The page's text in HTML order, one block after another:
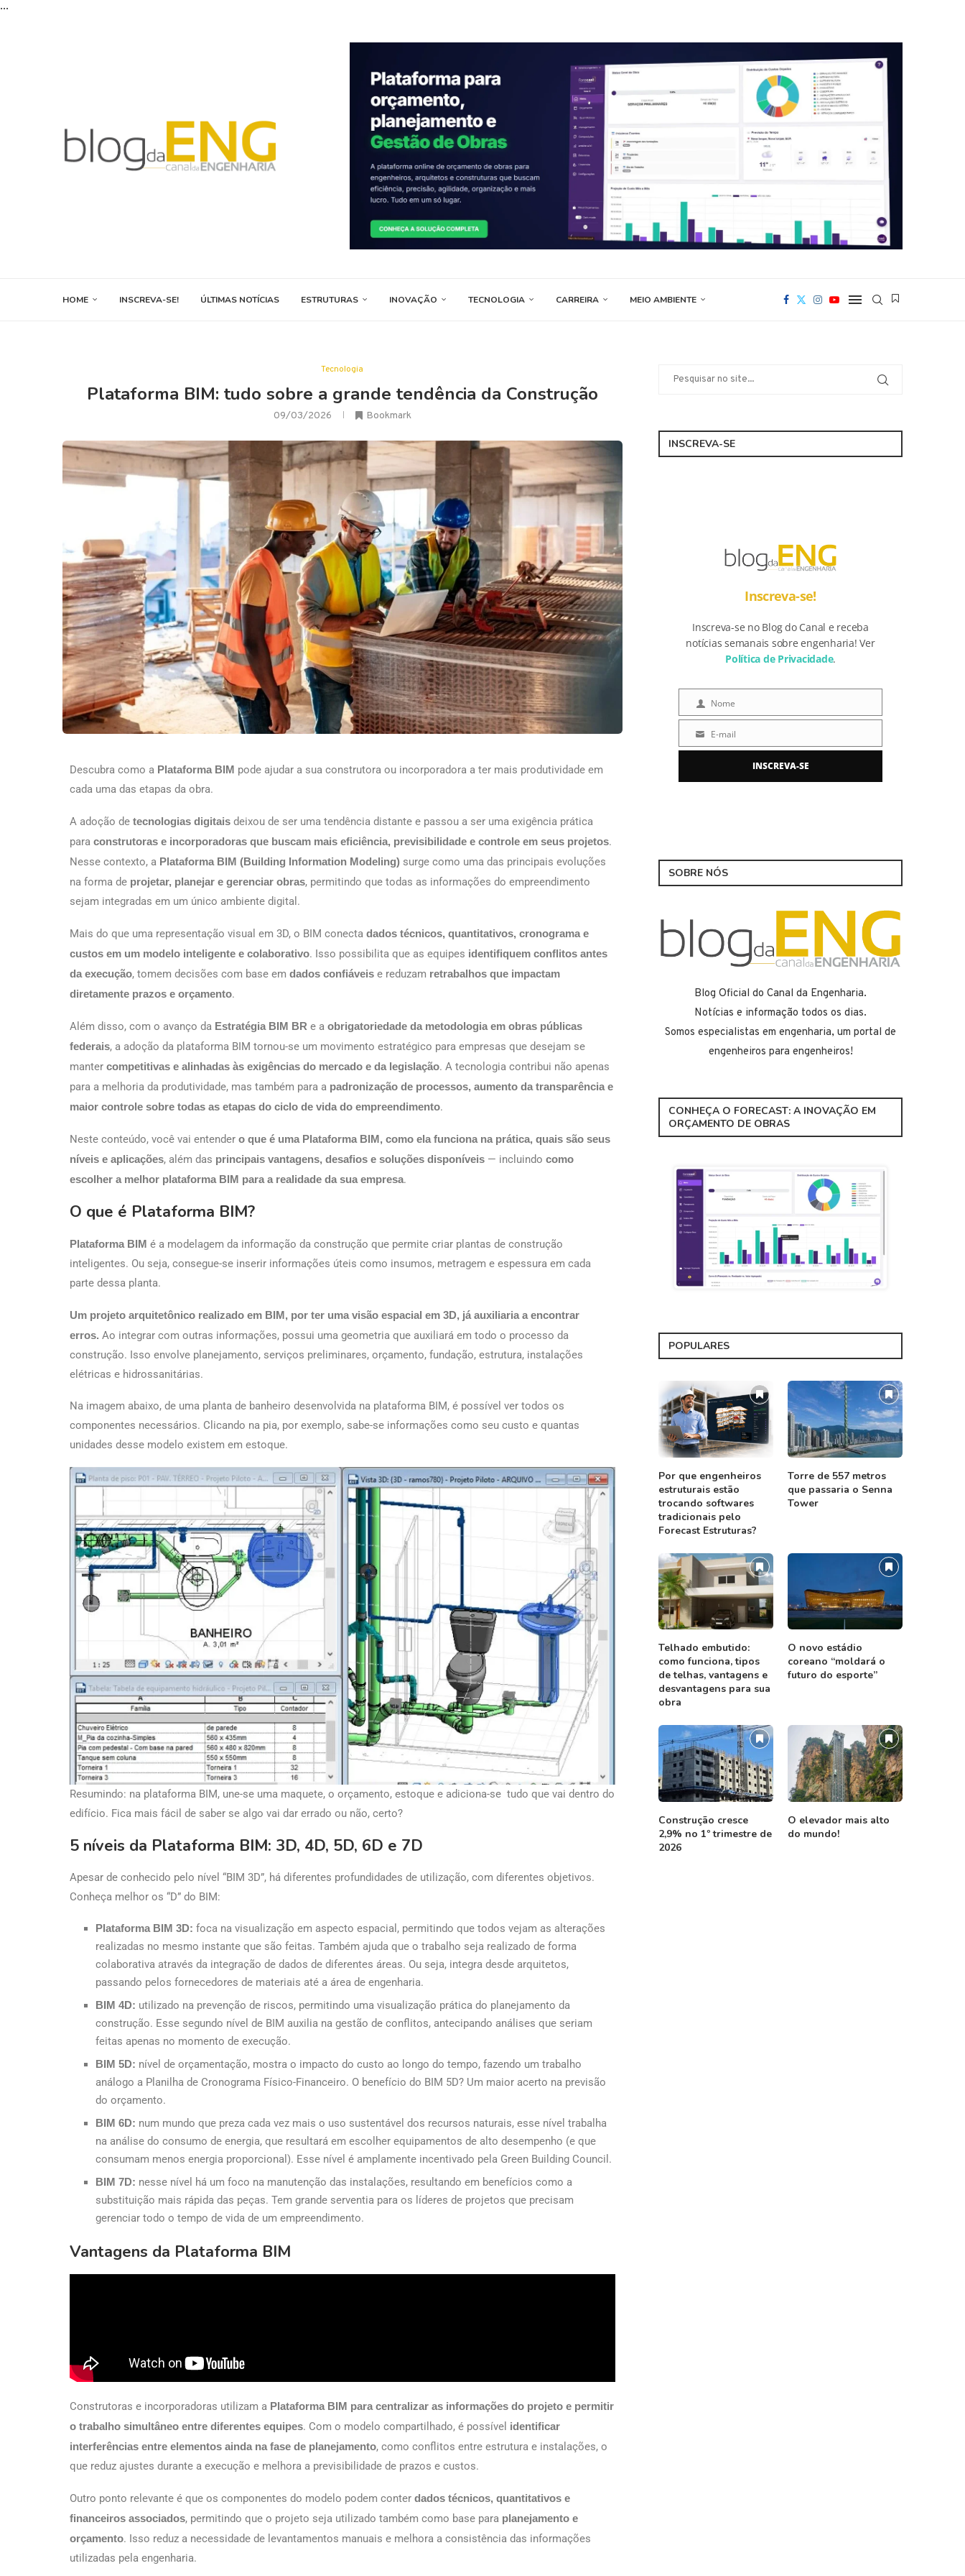
...
HOME INSCREVA-SE! ÚLTIMAS NOTÍCIAS ESTRUTURAS INOVAÇÃO TECNOLOGIA CARREIRA MEIO AMBIENTE
Tecnologia
Plataforma BIM: tudo sobre a grande tendência da Construção
09/03/2026 Bookmark
Descubra como a Plataforma BIM pode ajudar a sua construtora ou incorporadora a ter mais produtividade em
cada uma das etapas da obra.
A adoção de tecnologias digitais deixou de ser uma tendência distante e passou a ser uma exigência prática
para construtoras e incorporadoras que buscam mais eficiência, previsibilidade e controle em seus projetos.
Nesse contexto, a Plataforma BIM (Building Information Modeling) surge como uma das principais evoluções
na forma de projetar, planejar e gerenciar obras, permitindo que todas as informações do empreendimento
sejam integradas em um único ambiente digital.
Mais do que uma representação visual em 3D, o BIM conecta dados técnicos, quantitativos, cronograma e
custos em um modelo inteligente e colaborativo. Isso possibilita que as equipes identifiquem conflitos antes
da execução, tomem decisões com base em dados confiáveis e reduzam retrabalhos que impactam
diretamente prazos e orçamento.
Além disso, com o avanço da Estratégia BIM BR e a obrigatoriedade da metodologia em obras públicas
federais, a adoção da plataforma BIM tornou-se um movimento estratégico para empresas que desejam se
manter competitivas e alinhadas às exigências do mercado e da legislação. A tecnologia contribui não apenas
para a melhoria da produtividade, mas também para a padronização de processos, aumento da transparência e
maior controle sobre todas as etapas do ciclo de vida do empreendimento.
Neste conteúdo, você vai entender o que é uma Plataforma BIM, como ela funciona na prática, quais são seus
níveis e aplicações, além das principais vantagens, desafios e soluções disponíveis — incluindo como
escolher a melhor plataforma BIM para a realidade da sua empresa.
O que é Plataforma BIM?
Plataforma BIM é a modelagem da informação da construção que permite criar plantas de construção
inteligentes. Ou seja, consegue-se inserir informações úteis como insumos, metragem e espessura em cada
parte dessa planta.
Um projeto arquitetônico realizado em BIM, por ter uma visão espacial em 3D, já auxiliaria a encontrar
erros. Ao integrar com outras informações, possui uma geometria que auxiliará em todo o processo da
construção. Isso envolve planejamento, serviços preliminares, orçamento, fundação, estrutura, instalações
elétricas e hidrossanitárias.
Na imagem abaixo, de uma planta de banheiro desenvolvida na plataforma BIM, é possível ver todos os
componentes necessários. Clicando na pia, por exemplo, sabe-se informações como seu custo e quantas
unidades desse modelo existem em estoque.
Resumindo: na plataforma BIM, une-se uma maquete, o orçamento, estoque e adiciona-se tudo que vai dentro do
edifício. Fica mais fácil de saber se algo vai dar errado ou não, certo?
5 níveis da Plataforma BIM: 3D, 4D, 5D, 6D e 7D
Apesar de conhecido pelo nível “BIM 3D”, há diferentes profundidades de utilização, com diferentes objetivos.
Conheça melhor os “D” do BIM:
Plataforma BIM 3D: foca na visualização em aspecto espacial, permitindo que todos vejam as alterações
realizadas no mesmo instante que são feitas. Também ajuda que o trabalho seja realizado de forma
colaborativa através da integração de dados de diferentes áreas. Ou seja, integra desde arquitetos,
passando pelos fornecedores de materiais até a área de engenharia.
BIM 4D: utilizado na prevenção de riscos, permitindo uma visualização prática do planejamento da
construção. Esse segundo nível de BIM auxilia na gestão de conflitos, antecipando análises que seriam
feitas apenas no momento de execução.
BIM 5D: nível de orçamentação, mostra o impacto do custo ao longo do tempo, fazendo um trabalho
análogo a Planilha de Cronograma Físico-Financeiro. O benefício do BIM 5D? Um maior acerto na previsão
do orçamento.
BIM 6D: num mundo que preza cada vez mais o uso sustentável dos recursos naturais, esse nível trabalha
na análise do consumo de energia, que resultará em escolher equipamentos de alto desempenho (e que
consumam menos energia proporcional). Esse nível é amplamente incentivado pela Green Building Council.
BIM 7D: nesse nível há um foco na manutenção das instalações, resultando em benefícios como a
substituição mais rápida das peças. Tem grande serventia para os líderes de projetos que precisam
gerenciar todo o tempo de vida de um empreendimento.
Vantagens da Plataforma BIM
Construtoras e incorporadoras utilizam a Plataforma BIM para centralizar as informações do projeto e permitir
o trabalho simultâneo entre diferentes equipes. Com o modelo compartilhado, é possível identificar
interferências entre elementos ainda na fase de planejamento, como conflitos entre estrutura e instalações, o
que reduz ajustes durante a execução e melhora a previsibilidade de prazos e custos.
Outro ponto relevante é que os componentes do modelo podem conter dados técnicos, quantitativos e
financeiros associados, permitindo que o projeto seja utilizado também como base para planejamento e
orçamento. Isso reduz a necessidade de levantamentos manuais e melhora a consistência das informações
utilizadas pela engenharia.
INSCREVA-SE
Inscreva-se!
Inscreva-se no Blog do Canal e receba
notícias semanais sobre engenharia! Ver
Política de Privacidade.
Nome Nome
mail
E-mail
INSCREVA-SE
SOBRE NÓS
Blog Oficial do Canal da Engenharia.
Notícias e informação todos os dias.
Somos especialistas em engenharia, um portal de
engenheiros para engenheiros!
CONHEÇA O FORECAST: A INOVAÇÃO EM
ORÇAMENTO DE OBRAS
POPULARES
Por que engenheiros
estruturais estão
trocando softwares
tradicionais pelo
Forecast Estruturas?
Torre de 557 metros
que passaria o Senna
Tower
Telhado embutido:
como funciona, tipos
de telhas, vantagens e
desvantagens para sua
obra
O novo estádio
coreano “moldará o
futuro do esporte”
Construção cresce
2,9% no 1º trimestre de
2026
O elevador mais alto
do mundo!